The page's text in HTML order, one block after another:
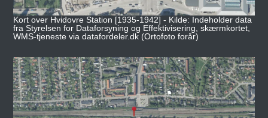
Kort over Hvidovre Station [1935-1942] - Kilde: Indeholder data
fra Styrelsen for Dataforsyning og Effektivisering, skærmkortet,
WMS-tjeneste via datafordeler.dk (Ortofoto forår)